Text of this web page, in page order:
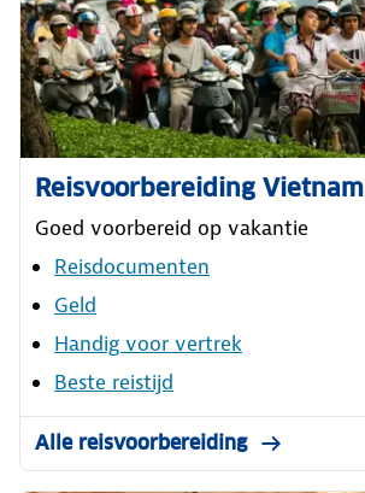
Reisvoorbereiding Vietnam
Goed voorbereid op vakantie
Reisdocumenten
Geld
Handig voor vertrek
Beste reistijd
Alle reisvoorbereiding